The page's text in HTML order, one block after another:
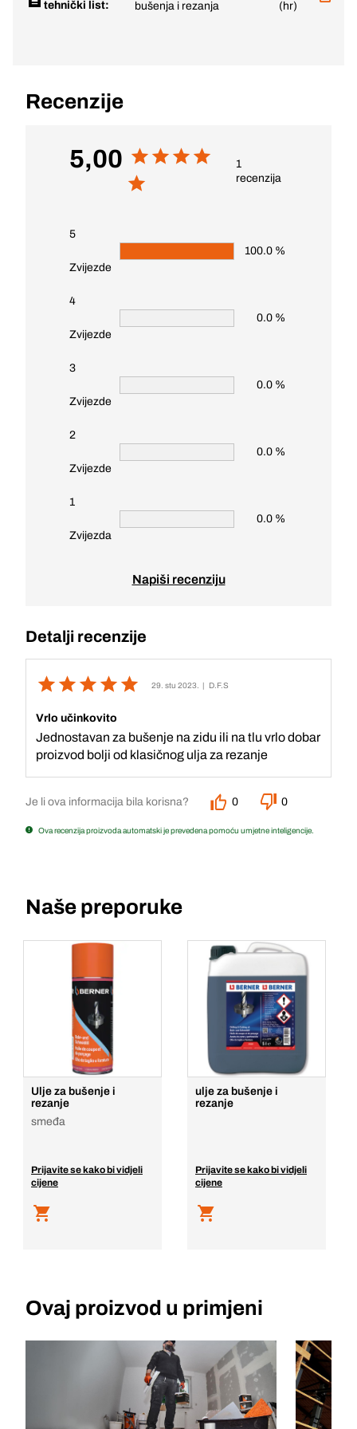
tehnički list: bušenja i rezanja (hr)
Recenzije
5,00
1
recenzija
5
Zvijezde
100.0 %
4
Zvijezde
0.0 %
3
Zvijezde
0.0 %
2
Zvijezde
0.0 %
1
Zvijezda
0.0 %
Napiši recenziju
Detalji recenzije
29. stu 2023. | D.F.S
Vrlo učinkovito
Jednostavan za bušenje na zidu ili na tlu vrlo dobar
proizvod bolji od klasičnog ulja za rezanje
Je li ova informacija bila korisna? 0 0
Ova recenzija proizvoda automatski je prevedena pomoću umjetne inteligencije.
Naše preporuke
Ulje za bušenje i
rezanje
smeđa
Prijavite se kako bi vidjeli
cijene
ulje za bušenje i
rezanje
Prijavite se kako bi vidjeli
cijene
Ovaj proizvod u primjeni